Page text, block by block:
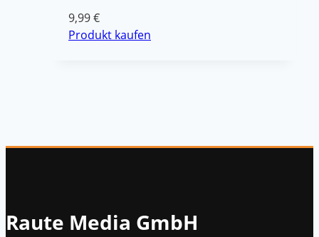
9,99€
Produkt kaufen
Raute Media GmbH